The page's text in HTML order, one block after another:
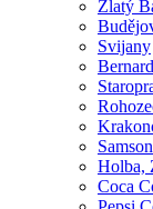
Zlatý
Svijany
Bernard
Samson
Holba,
Coca